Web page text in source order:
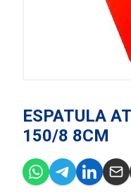
ESPATULA
150/8 8CM